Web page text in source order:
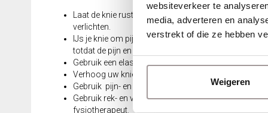
websiteverkeer te
media, adverteren en
verstrekt of die ze hebben
Weigeren
Laat de knie rusten. Beperk activiteiten tot wandelen
verlichten.
IJs je knie om pijn en zwelling te verminderen. Doe
totdat de pijn en zwelling verdwenen zijn.
Gebruik een elastisch verband of een
Verhoog uw knie met een kussen onder uw hiel
Gebruik pijn- en ontstekingsremmende medicijnen
Gebruik rek- en versterkingsoefeningen om de
fysiotherapeut.